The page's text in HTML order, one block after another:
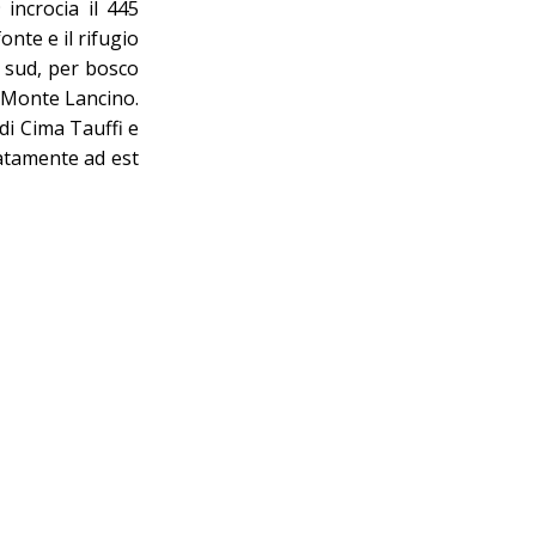
il 445
e il rifugio
per bosco
Lancino.
Cima Tauffi e
ad est